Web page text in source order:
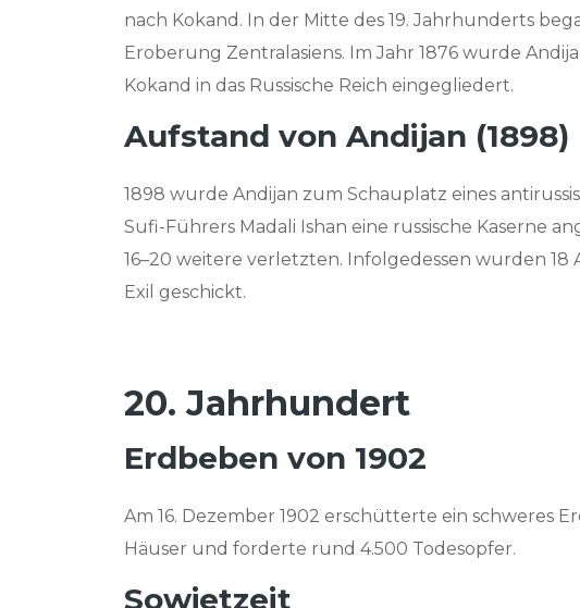
nach Kokand. In der Mitte des 19. Jahrhunderts
Eroberung Zentralasiens. Im Jahr 1876 wurde
Kokand in das Russische Reich eingegliedert.
Aufstand von Andijan (1898)
1898 wurde Andijan zum Schauplatz eines
Sufi-Führers Madali Ishan eine russische Kaserne
16–20 weitere verletzten. Infolgedessen wurden
Exil geschickt.
20. Jahrhundert
Erdbeben von 1902
Am 16. Dezember 1902 erschütterte ein schweres
Häuser und forderte rund 4.500 Todesopfer.
Sowjetzeit